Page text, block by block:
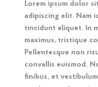
Lorem ipsum dolor
adipiscing elit. Nam
tincidunt aliquet. In
maximus, tristique
Pellentesque non
convallis euismod.
finibus, et